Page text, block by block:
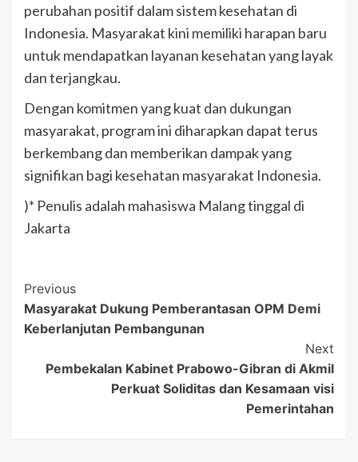
perubahan positif dalam sistem kesehatan di
Indonesia. Masyarakat kini memiliki harapan baru
untuk mendapatkan layanan kesehatan yang layak
dan terjangkau.
Dengan komitmen yang kuat dan dukungan
masyarakat, program ini diharapkan dapat terus
berkembang dan memberikan dampak yang
signifikan bagi kesehatan masyarakat Indonesia.
)* Penulis adalah mahasiswa Malang tinggal di
Jakarta
Post
Navigation
Previous
Masyarakat Dukung Pemberantasan OPM Demi
Keberlanjutan Pembangunan
Next
Pembekalan Kabinet Prabowo-Gibran di Akmil
Perkuat Soliditas dan Kesamaan visi
Pemerintahan